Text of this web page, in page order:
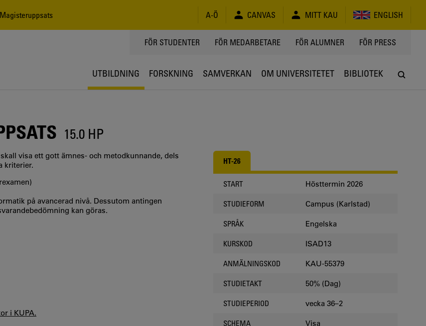
A-Ö CANVAS MITT KAU ENGLISH
TOPPMENY
FÖR STUDENTER FÖR MEDARBETARE FÖR ALUMNER FÖR PRESS
UTBILDNING FORSKNING SAMVERKAN OM UNIVERSITETET BIBLIOTEK
15.0 HP
visa ett gott ämnes- och metodkunnande, dels
kriterier.
på avancerad nivå. Dessutom antingen
kan göras.
i KUPA.
HT-26
START Hösttermin 2026
STUDIEFORM Campus (Karlstad)
SPRÅK Engelska
KURSKOD ISAD13
ANMÄLNINGSKOD KAU-55379
STUDIETAKT 50% (Dag)
STUDIEPERIOD vecka 36–2
SCHEMA Visa